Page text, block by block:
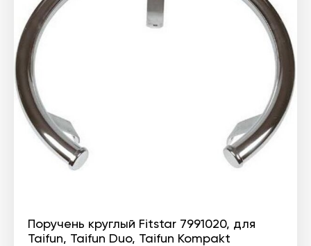
Поручень круглый Fitstar 7991020, для
Taifun, Taifun Duo, Taifun Kompakt